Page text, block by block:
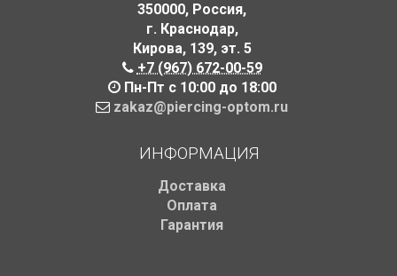
350000, Россия,
г. Краснодар,
Кирова, 139, эт. 5
+7 (967) 672-00-59
Пн-Пт с 10:00 до 18:00
zakaz@piercing-optom.ru
ИНФОРМАЦИЯ
Доставка
Оплата
Гарантия